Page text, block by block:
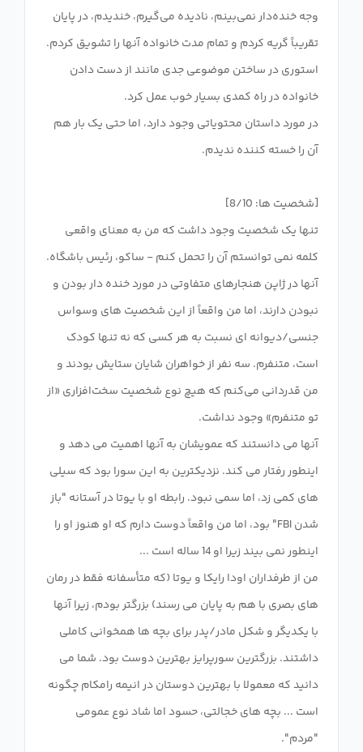
وجه خنده‌دار نمی‌بینم، نادیده می‌گیرم، خندیدم، در پایان
استوری در ساختن موضوعی جدی مانند از دست دادن
در مورد داستان محتویاتی وجود دارد، اما حتی یک بار هم
تنها یک شخصیت وجود داشت که من به معنای واقعی
کلمه نمی توانستم آن را تحمل کنم - ساکو، رئیس باشگاه.
آنها در ژاپن هنجارهای متفاوتی در مورد خنده دار بودن و
نبودن دارند، اما من واقعاً از این شخصیت های وسواس
جنسی/دیوانه ای نسبت به هر کسی که نه تنها کودک
است، متنفرم. سه نفر از خواهران شایان ستایش بودند و
من قدردانی می‌کنم که هیچ نوع شخصیت سخت‌افزاری «از
آنها می دانستند که عمویشان به آنها اهمیت می دهد و
اینطور رفتار می کند. نزدیکترین به این سورا بود که سیلی
های کمی زد، اما سمی نبود. رابطه او با یوتا در آستانه "باز
شدن FBI" بود، اما من واقعاً دوست دارم که او هنوز او را
من از طرفداران اودا رایکا و یوتا (که متأسفانه فقط در رمان
های بصری با هم به پایان می رسند) بزرگتر بودم، زیرا آنها
با یکدیگر و شکل مادر/پدر برای بچه ها همخوانی کاملی
داشتند. بزرگترین سورپرایز بهترین دوست بود. شما می
دانید که معمولا با بهترین دوستان در انیمه رامکام چگونه
است ... بچه های خجالتی، حسود اما شاد نوع عمومی